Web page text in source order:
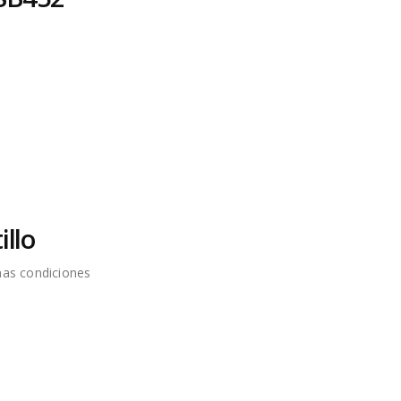
condiciones